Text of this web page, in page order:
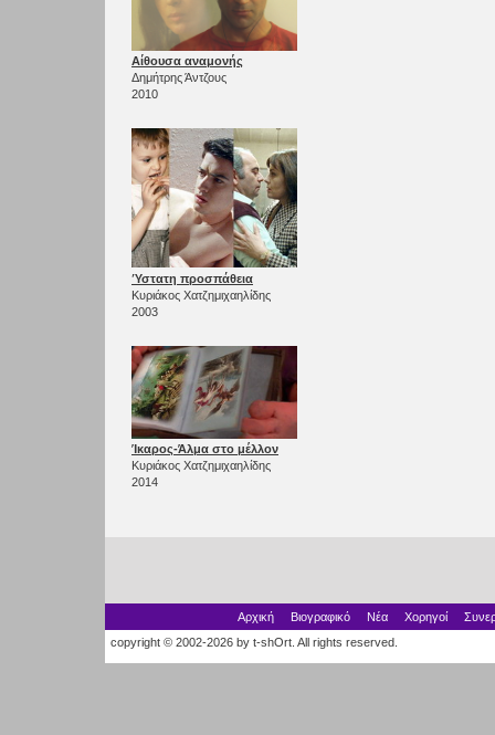
Αίθουσα αναμονής
Δημήτρης Άντζους
2010
Ύστατη προσπάθεια
Κυριάκος Χατζημιχαηλίδης
2003
Ίκαρος-Άλμα στο μέλλον
Κυριάκος Χατζημιχαηλίδης
2014
Αρχική Βιογραφικό Νέα Χορηγοί
copyright © 2002-2026 by t-shOrt. All rights reserved.